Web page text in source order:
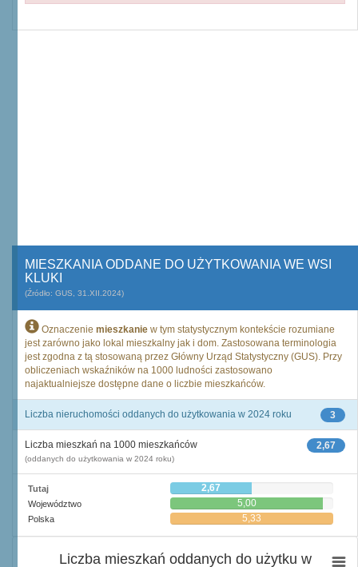
MIESZKANIA ODDANE DO UŻYTKOWANIA WE WSI
KLUKI
(Źródło: GUS, 31.XII.2024)
Oznaczenie mieszkanie w tym statystycznym kontekście rozumiane
jest zarówno jako lokal mieszkalny jak i dom. Zastosowana terminologia
jest zgodna z tą stosowaną przez Główny Urząd Statystyczny (GUS). Przy
obliczeniach wskaźników na 1000 ludności zastosowano
najaktualniejsze dostępne dane o liczbie mieszkańców.
3
Liczba nieruchomości oddanych do użytkowania w 2024 roku
2,67
Liczba mieszkań na 1000 mieszkańców
(oddanych do użytkowania w 2024 roku)
Tutaj 2,67
Województwo 5,00
Polska 5,33
Liczba mieszkań oddanych do użytku w